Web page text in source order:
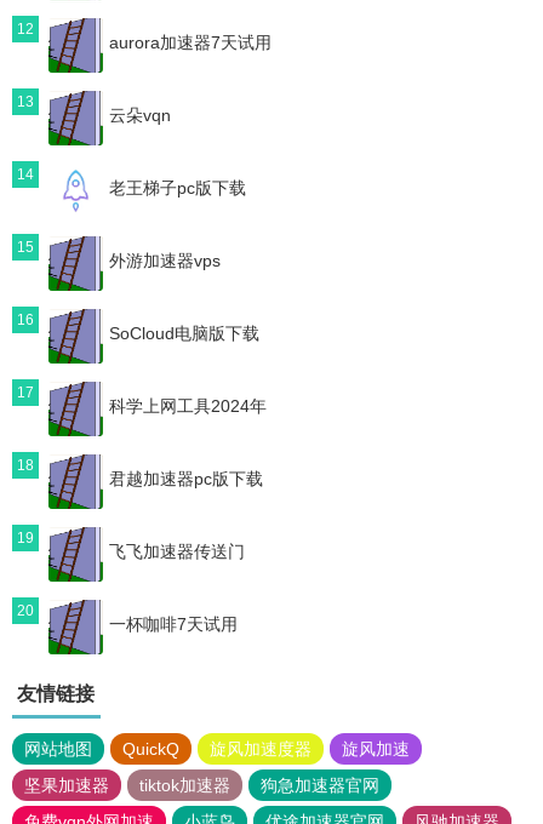
12
aurora加速器7天试用
13
云朵vqn
14
老王梯子pc版下载
15
外游加速器vps
16
SoCloud电脑版下载
17
科学上网工具2024年
18
君越加速器pc版下载
19
飞飞加速器传送门
20
一杯咖啡7天试用
友情链接
网站地图 QuickQ 旋风加速度器
旋风加速
坚果加速器
tiktok加速器
狗急加速器官网